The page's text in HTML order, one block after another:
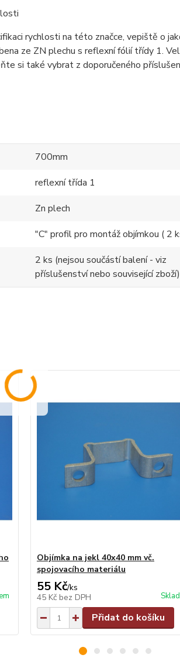
rychlosti na této značce, vepiště o
ze ZN plechu s reflexní fólií třídy 1.
si také vybrat z doporučeného
700mm
reflexní třída 1
Zn plech
"C" profil pro montáž objímkou ( 2
2 ks (nejsou součástí balení - viz
příslušenství nebo související zboží)
Objímka na jekl 40x40 mm vč.
spojovacího materiálu
55 Kč/ks
45 Kč bez DPH
Přidat do košíku